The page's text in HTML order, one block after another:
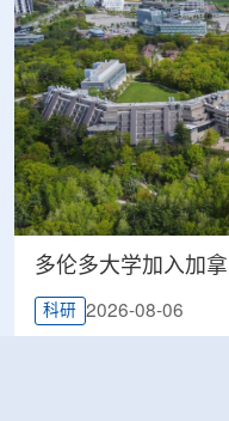
多伦多大学加入加
科研 2026-08-06